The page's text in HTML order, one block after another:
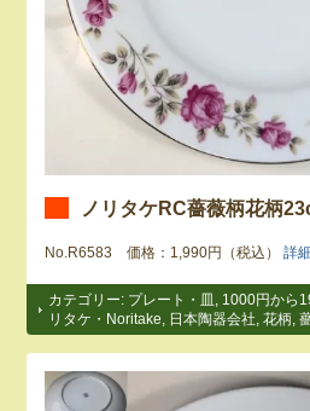
ノリタケRC薔薇柄花柄
No.R6583 価格：1,990円（税込）詳
カテゴリー: プレート・皿 , 1000円から
リタケ・Noritake, 日本陶器会社,花柄,